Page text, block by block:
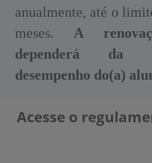
anualmente, até o
meses.A
dependerá da
desempenho do(a)
Acesse o